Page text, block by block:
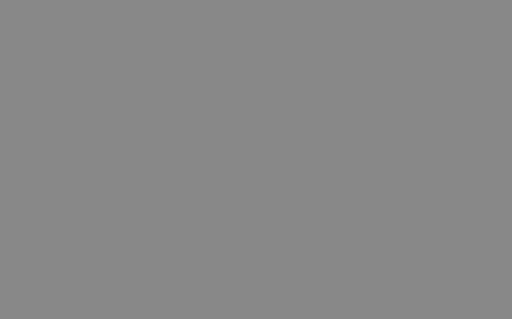
e misurare le
in cui il prefisso
dall'operatore
migliorare
del sito.